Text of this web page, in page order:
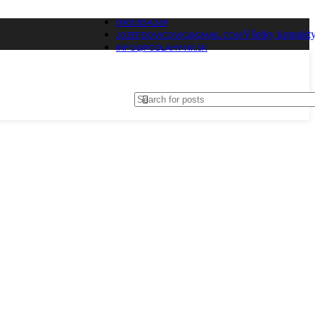
0905 854 269
JOZEFDOVICOVIC@GMAIL.COM
INFO@PODLAHY-NR.SK
Všetky